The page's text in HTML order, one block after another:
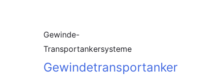
Gewinde-
Transportankersysteme
Gewindetransportanker